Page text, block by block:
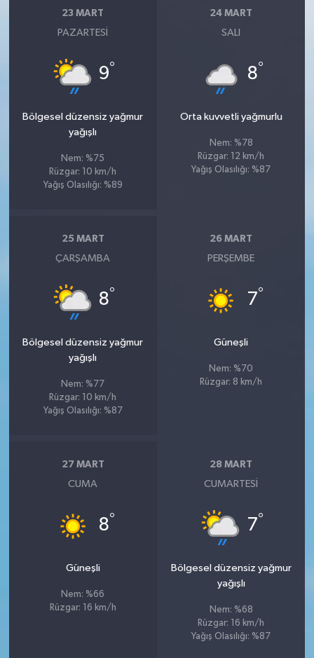
23 MART
PAZARTESI
9°
Bölgesel düzensiz yağmur
yağışlı
Nem: %75
Rüzgar: 10 km/h
Yağış Olasılığı: %89
24 MART
SALI
8°
Orta kuvvetli yağmurlu
Nem: %78
Rüzgar: 12 km/h
Yağış Olasılığı: %87
25 MART
ÇARŞAMBA
8°
Bölgesel düzensiz yağmur
yağışlı
Nem: %77
Rüzgar: 10 km/h
Yağış Olasılığı: %87
26 MART
PERŞEMBE
7°
Güneşli
Nem: %70
Rüzgar: 8 km/h
27 MART
CUMA
8°
Güneşli
Nem: %66
Rüzgar: 16 km/h
28 MART
CUMARTESI
7°
Bölgesel düzensiz yağmur
yağışlı
Nem: %68
Rüzgar: 16 km/h
Yağış Olasılığı: %87